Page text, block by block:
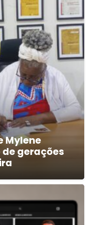
Mylene
gerações